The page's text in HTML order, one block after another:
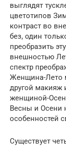
выглядят
цветотипов
контраст во
без, один
преобразить
внешностью
спектр
Женщина-Лето
другой макияж
женщиной-
Весны и Осени
особенностей
Существует